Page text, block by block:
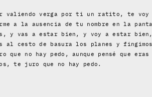
valiendo verga por ti un ratito, te voy
a la ausencia de tu nombre en la
y vas a estar bien, y voy a estar
al cesto de basura los planes y
que no hay pedo, aunque pensé que
te juro que no hay pedo.